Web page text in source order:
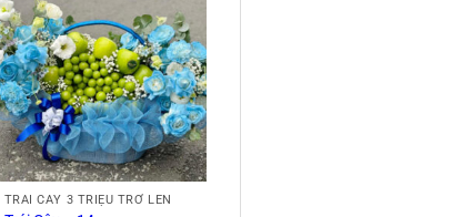
TRÁI CÂY 3 TRIỆU TRỞ LÊN